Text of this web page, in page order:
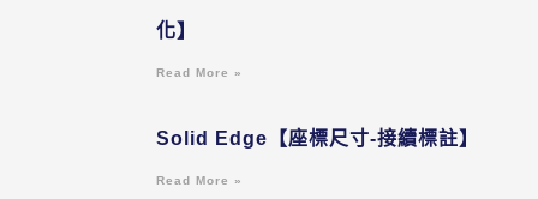
化】
Read More »
Solid Edge【座標尺寸-接續標註】
Read More »